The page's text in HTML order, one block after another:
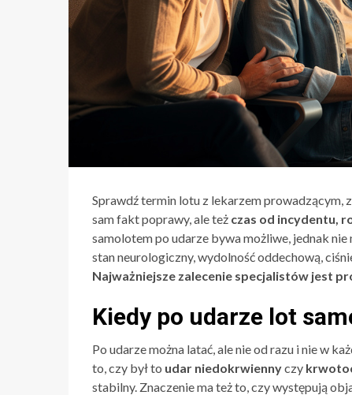
Sprawdź termin lotu z lekarzem prowadzącym,
sam fakt poprawy, ale też czas od incydentu,
samolotem po udarze bywa możliwe, jednak
stan neurologiczny, wydolność oddechową,
Najważniejsze zalecenie specjalistów jest
Kiedy po udarze lot
Po udarze można latać, ale nie od razu i nie w
to, czy był to udar niedokrwiennyczy
stabilny. Znaczenie ma też to, czy występują